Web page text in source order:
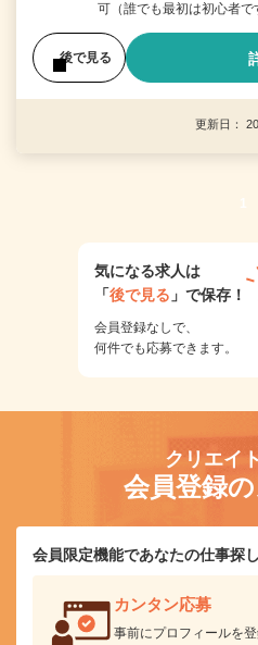
可（誰でも最初は初心者で
後で見る
更新日：
1
気になる求人は
「後で見る 」で保存！
会員登録なしで、
何件でも応募できます。
クリエイ
会員登録
会員限定機能であなたの仕事探
カンタン応募
事前にプロフィールを